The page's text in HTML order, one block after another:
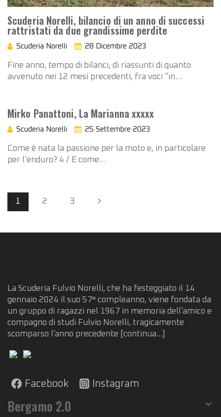
Scuderia Norelli, bilancio di un anno di successi
rattristati da due grandissime perdite
Scuderia Norelli 28 Dicembre 2023
Fine anno, tempo di bilanci, di riassunti di quanto
avvenuto nei 12 mesi precedenti, fra voci “in…
Mirko Panattoni, La Marianna xxxxx
Scuderia Norelli 25 Settembre 2023
Come è nata la passione per la moto e, in particolare
per l’enduro? 4 / E come…
Page
navigation
1 2 3 Next
La Scuderia Fulvio Norelli, che ha festeggiato il 14
gennaio 2024 il suo 57° compleanno, viene fondata da
un gruppo di ragazzi nel 1967 in memoria dell’amico e
compagno di studi Fulvio Norelli, tragicamente
scomparso l’anno precedente
[continua...]
Facebook Instagram
Bergamo 2.0